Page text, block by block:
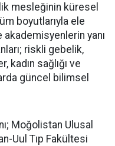
mesleğinin küresel
boyutlarıyla ele
akademisyenlerin yanı
riskli gebelik,
sağlığı ve
güncel bilimsel
Moğolistan Ulusal
Uul Tıp Fakültesi